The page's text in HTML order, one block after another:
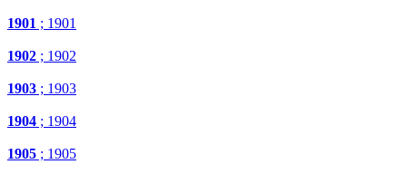
1901 ; 1901
1902 ; 1902
1903 ; 1903
1904 ; 1904
1905 ; 1905